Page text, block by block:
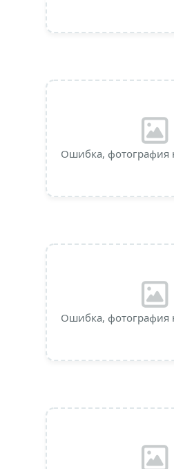
Ошибка, фотография
Ошибка, фотография